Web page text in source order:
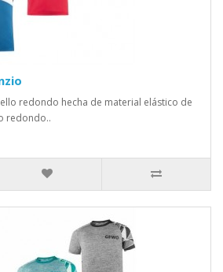
redondo hecha de material elástico de
redondo..